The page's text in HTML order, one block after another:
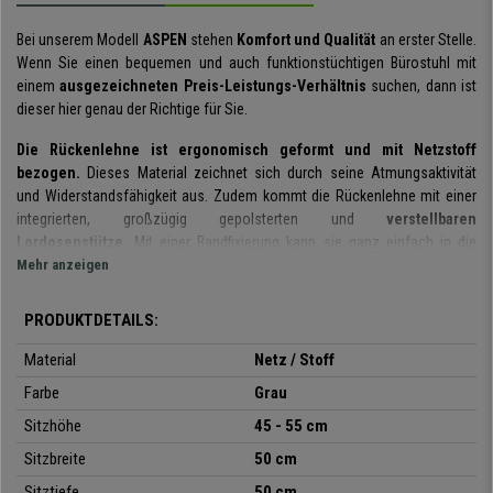
Bei unserem Modell ASPEN stehen Komfort und Qualität an erster Stelle.
Wenn Sie einen bequemen und auch funktionstüchtigen Bürostuhl mit
einemausgezeichneten Preis-Leistungs-Verhältnis suchen, dann ist
dieser hier genau der Richtige für Sie.
Die Rückenlehne ist ergonomisch geformt und mit Netzstoff
bezogen. Dieses Material zeichnet sich durch seine Atmungsaktivität
und Widerstandsfähigkeit aus. Zudem kommt die Rückenlehne mit einer
integrierten, großzügig gepolsterten und verstellbaren
Lordosenstütze. Mit einer Bandfixierung kann sie ganz einfach in die
richtige Position verrückt oder bei Bedarf ganz entfernt werden.
Wippmechanik . Durch Herausziehen des Hebels wird die Wippfunktion
aktiviert und nach Einrasten des Hebels in die Ausgangsposition kehrt der
Funktion
können Sie nach Belieben zwischen den zwei Optionen
wählen. Dadurch sorgen Sie für mehr Bewegungsfreiheit, was sich
Anhand der Abbildungen können Sie jedes Detail dieses schicken Modells
Mehr anzeigen
PRODUKTDETAILS:
Material
Netz / Stoff
Farbe
Grau
Sitzhöhe
45 - 55 cm
Sitzbreite
50 cm